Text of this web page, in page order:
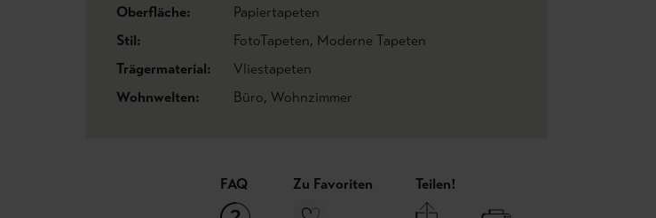
Oberfläche:
Papiertapeten
Stil:
FotoTapeten, Moderne Tapeten
Trägermaterial:
Vliestapeten
Wohnwelten:
Büro, Wohnzimmer
FAQ Zu Favoriten Teilen!